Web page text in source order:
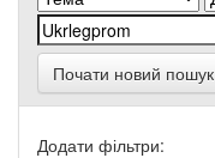
Почати новий пошук
Додати фільтри: